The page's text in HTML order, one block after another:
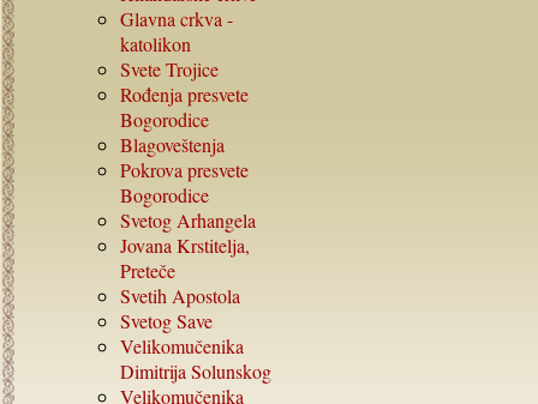
Glavna crkva -
katolikon
Svete Trojice
Rođenja presvete
Bogorodice
Blagoveštenja
Pokrova presvete
Bogorodice
Svetog Arhangela
Jovana Krstitelja,
Preteče
Svetih Apostola
Svetog Save
Velikomučenika
Dimitrija Solunskog
Velikomučenika